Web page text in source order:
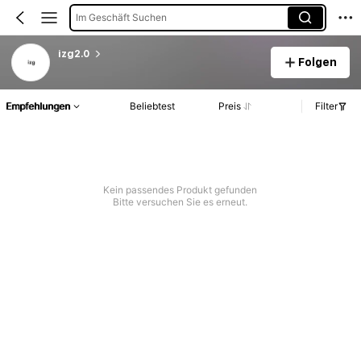
Im Geschäft Suchen
izg2.0
Folgen
Empfehlungen Beliebtest Preis Filter
Kein passendes Produkt gefunden
Bitte versuchen Sie es erneut.